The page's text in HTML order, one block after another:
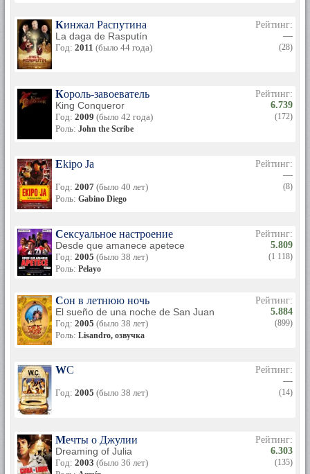
Кинжал Распутина
La daga de Rasputín
Год: 2011 (было 44 года)
Рейтинг:
—
(28)
Король-завоеватель
King Conqueror
Год: 2009 (было 42 года)
Роль: John the Scribe
Рейтинг:
6.739
(172)
Ekipo Ja
Год: 2007 (было 40 лет)
Роль: Gabino Diego
Рейтинг:
—
(8)
Сексуальное настроение
Desde que amanece apetece
Год: 2005 (было 38 лет)
Роль: Pelayo
Рейтинг:
5.809
(1 118)
Сон в летнюю ночь
El sueño de una noche de San Juan
Год: 2005 (было 38 лет)
Роль: Lisandro, озвучка
Рейтинг:
5.884
(899)
WC
Год: 2005 (было 38 лет)
Рейтинг:
—
(14)
Мечты о Джулии
Dreaming of Julia
Год: 2003 (было 36 лет)
Рейтинг:
6.303
(135)